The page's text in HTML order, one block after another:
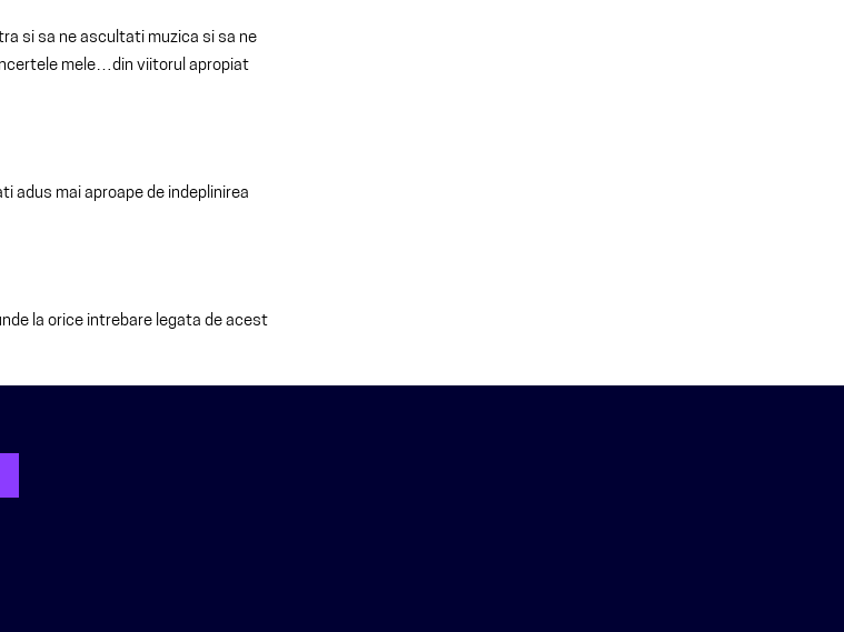
si sa ne ascultati muzica si sa ne
mele…din viitorul apropiat
adus mai aproape de indeplinirea
la orice intrebare legata de acest